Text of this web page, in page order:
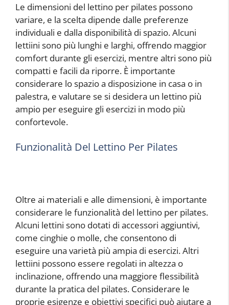
Le dimensioni del lettino per pilates possono
variare, e la scelta dipende dalle preferenze
individuali e dalla disponibilità di spazio. Alcuni
lettiini sono più lunghi e larghi, offrendo maggior
comfort durante gli esercizi, mentre altri sono più
compatti e facili da riporre. È importante
considerare lo spazio a disposizione in casa o in
palestra, e valutare se si desidera un lettino più
ampio per eseguire gli esercizi in modo più
confortevole.
Funzionalità Del Lettino Per Pilates
Oltre ai materiali e alle dimensioni, è importante
considerare le funzionalità del lettino per pilates.
Alcuni lettini sono dotati di accessori aggiuntivi,
come cinghie o molle, che consentono di
eseguire una varietà più ampia di esercizi. Altri
lettiini possono essere regolati in altezza o
inclinazione, offrendo una maggiore flessibilità
durante la pratica del pilates. Considerare le
proprie esigenze e obiettivi specifici può aiutare a